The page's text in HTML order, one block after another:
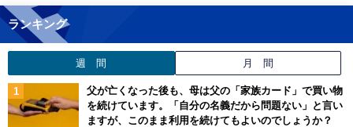
ランキング
週 間 月 間
父が亡くなった後も、母は父の「家族カード」で買い物
を続けています。「自分の名義だから問題ない」と言い
ますが、このまま利用を続けてもよいのでしょうか？